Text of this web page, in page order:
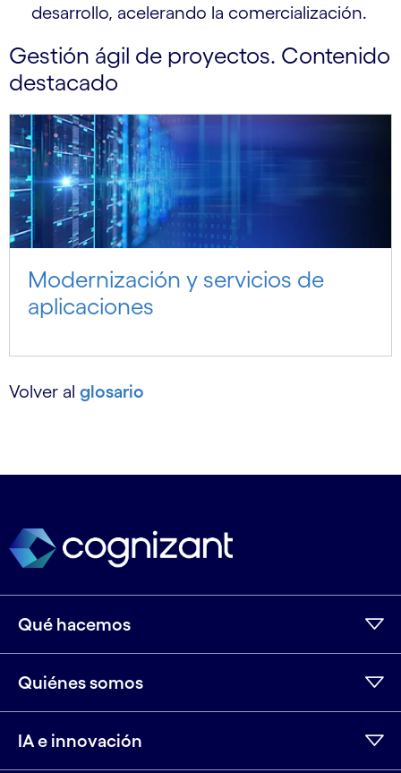
desarrollo, acelerando la comercialización.
Gestión ágil de proyectos. Contenido
destacado
Modernización y servicios de
aplicaciones
Volver al glosario
Qué hacemos
Quiénes somos
IA e innovación